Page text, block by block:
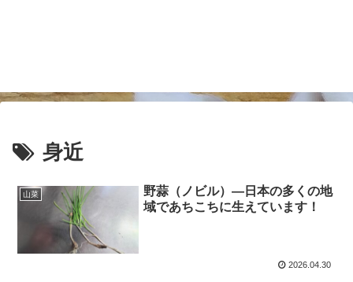
身近
山菜
野蒜（ノビル）―日本の多くの地
域であちこちに生えています！
2026.04.30